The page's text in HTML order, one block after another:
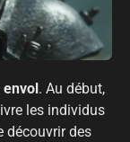
. Au début,
les individus
découvrir des